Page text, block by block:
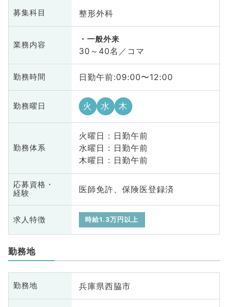
募集科目 整形外科
業務内容
一般外来
30～40名／コマ
勤務時間 日勤午前:09:00〜12:00
勤務曜日 火 水 木
勤務体系
火曜日 : 日勤午前
水曜日 : 日勤午前
木曜日 : 日勤午前
応募資格・
経験
医師免許、保険医登録済
求人特徴 時給1.3万円以上
勤務地
勤務地 兵庫県西脇市